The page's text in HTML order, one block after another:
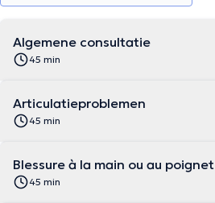
Algemene consultatie
45 min
Articulatieproblemen
45 min
Blessure à la main ou au poignet
45 min